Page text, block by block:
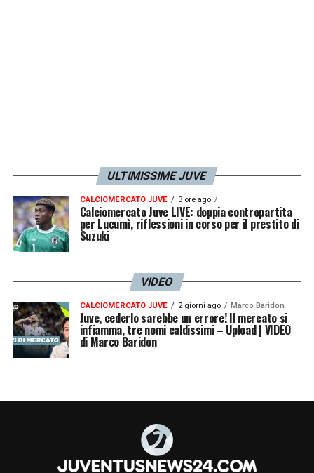
ULTIMISSIME JUVE
CALCIOMERCATO JUVE 3 ore ago
Calciomercato Juve LIVE: doppia contropartita
per Lucumì, riflessioni in corso per il prestito di
Suzuki
VIDEO
CALCIOMERCATO JUVE 2 giorni ago Marco Baridon
Juve, cederlo sarebbe un errore! Il mercato si
infiamma, tre nomi caldissimi – Upload | VIDEO
di Marco Baridon